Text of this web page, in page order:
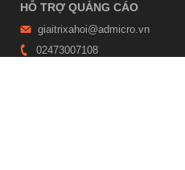
HỖ TRỢ QUẢNG CÁO
giaitrixahoi@admicro.vn
02473007108